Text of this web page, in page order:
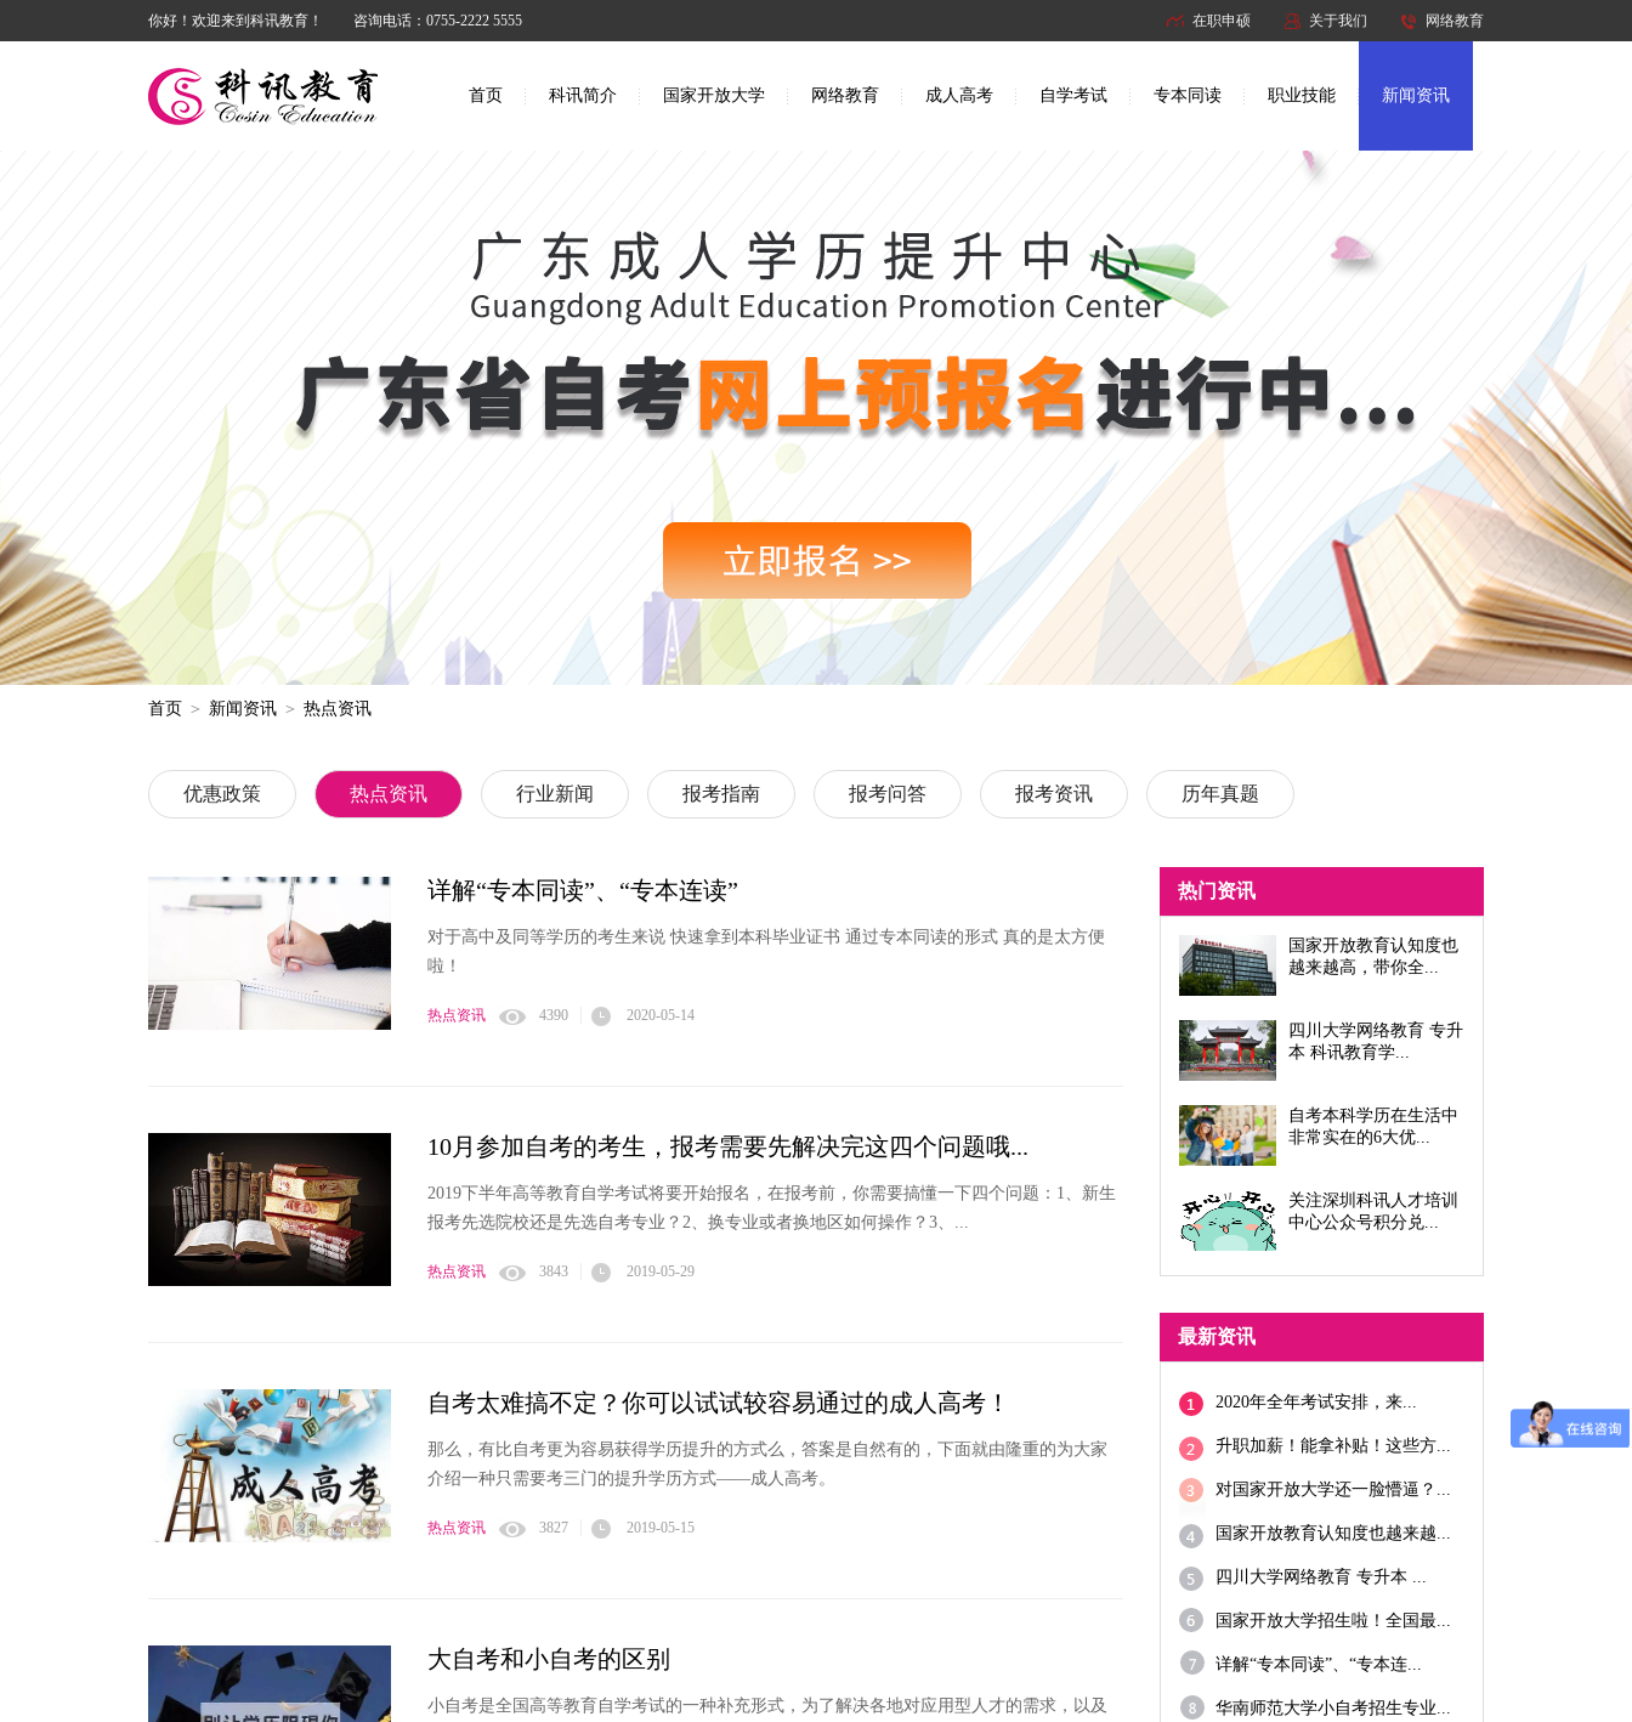
你好！欢迎来到科讯教育！ 咨询电话：0755-2222 5555 在职申硕 关于我们 网络教育
首页 科讯简介 国家开放大学 网络教育 成人高考 自学考试 专本同读 职业技能 新闻资讯
首页 ＞ 新闻资讯 ＞ 热点资讯
优惠政策 热点资讯 行业新闻 报考指南 报考问答 报考资讯 历年真题
详解“专本同读”、“专本连读”
对于高中及同等学历的考生来说 快速拿到本科毕业证书 通过专本同读的形式 真的是太方便
啦！
热点资讯 4390 2020-05-14
10月参加自考的考生，报考需要先解决完这四个问题哦...
2019下半年高等教育自学考试将要开始报名，在报考前，你需要搞懂一下四个问题：1、新生
报考先选院校还是先选自考专业？2、换专业或者换地区如何操作？3、...
热点资讯 3843 2019-05-29
自考太难搞不定？你可以试试较容易通过的成人高考！
那么，有比自考更为容易获得学历提升的方式么，答案是自然有的，下面就由隆重的为大家
介绍一种只需要考三门的提升学历方式——成人高考。
热点资讯 3827 2019-05-15
大自考和小自考的区别
小自考是全国高等教育自学考试的一种补充形式，为了解决各地对应用型人才的需求，以及
热门资讯
国家开放教育认知度也
越来越高，带你全...
四川大学网络教育 专升
本 科讯教育学...
自考本科学历在生活中
非常实在的6大优...
关注深圳科讯人才培训
中心公众号积分兑...
最新资讯
2020年全年考试安排，来...
升职加薪！能拿补贴！这些方...
对国家开放大学还一脸懵逼？...
国家开放教育认知度也越来越...
四川大学网络教育 专升本 ...
国家开放大学招生啦！全国最...
详解“专本同读”、“专本连...
华南师范大学小自考招生专业...